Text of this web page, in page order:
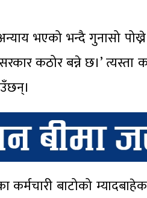
भएको भन्दै गुनासो पोख्ने
कठोर बन्ने छ।’ त्यस्ता
बाटोको म्यादबाहेक